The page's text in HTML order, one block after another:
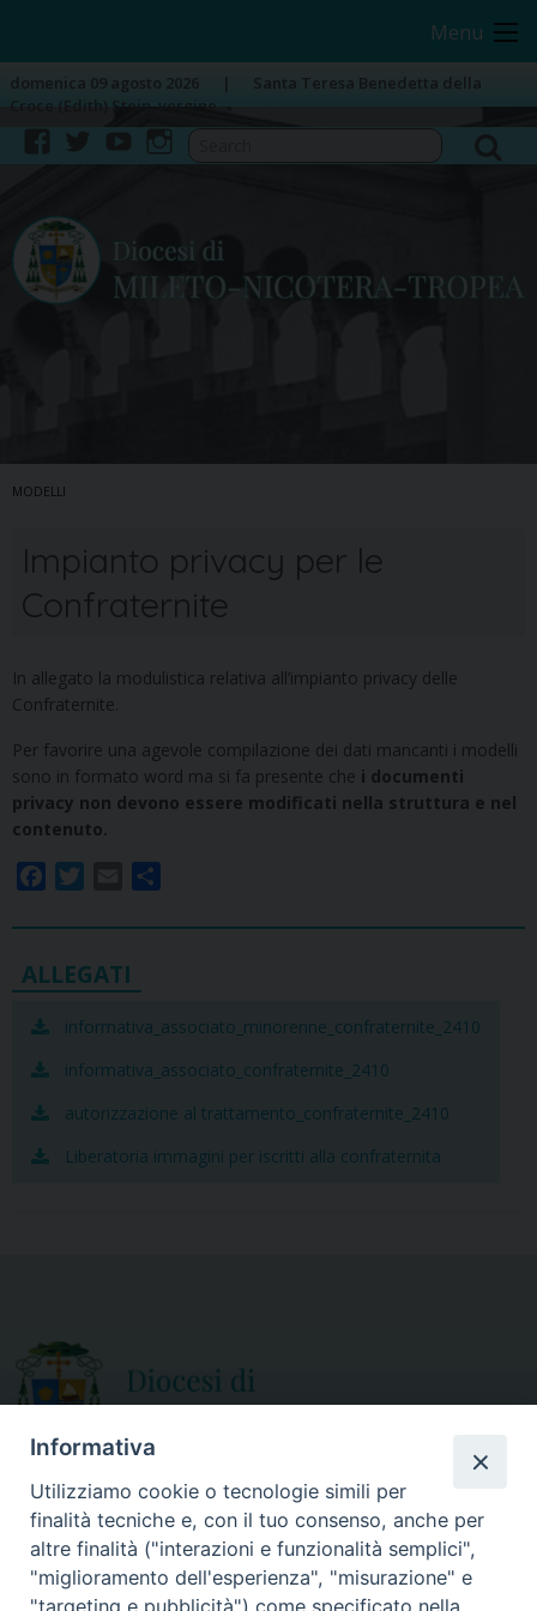
content
Menu
domenica 09 agosto 2026
Santa Teresa Benedetta della
Croce (Edith) Stein, vergine
facebook
twitteryoutubeinstagram
MODELLI
Impianto privacy per le
Confraternite
In allegato la modulistica relativa all’impianto privacy delle
Confraternite.
Per favorire una agevole compilazione dei dati mancanti i modelli
sono in formato word ma si fa presente che i documenti
privacy non devono essere modificati nella struttura e nel
contenuto.
c
e
b
k
i
t
t
e
a
i
l
a
informativa_associato_minorenne_confraternite_2410
informativa_associato_confraternite_2410
autorizzazione al trattamento_confraternite_2410
Liberatoria immagini per iscritti alla confraternita
CURIA DIOCESANA
Via Episcopio, 15
89852 MILETO (VV)
ORARIO APERTURA
Mercoledì e Sabato
Informativa
Utilizziamo cookie o tecnologie simili per
finalità tecniche e, con il tuo consenso, anche per
altre finalità ("interazioni e funzionalità semplici",
"miglioramento dell'esperienza", "misurazione" e